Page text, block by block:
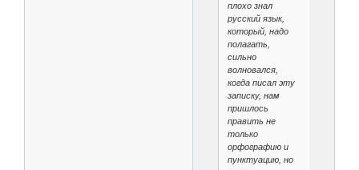
плохо знал
русский язык,
который, надо
полагать,
сильно
волновался,
когда писал эту
записку, нам
пришлось
править не
только
орфографию и
пунктуацию, но